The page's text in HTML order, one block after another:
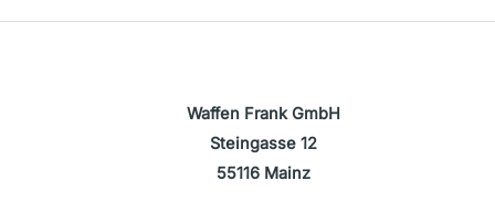
Waffen Frank GmbH
Steingasse 12
55116 Mainz